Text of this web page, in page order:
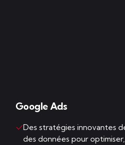
Google Ads
Des stratégies innovantes
des données pour